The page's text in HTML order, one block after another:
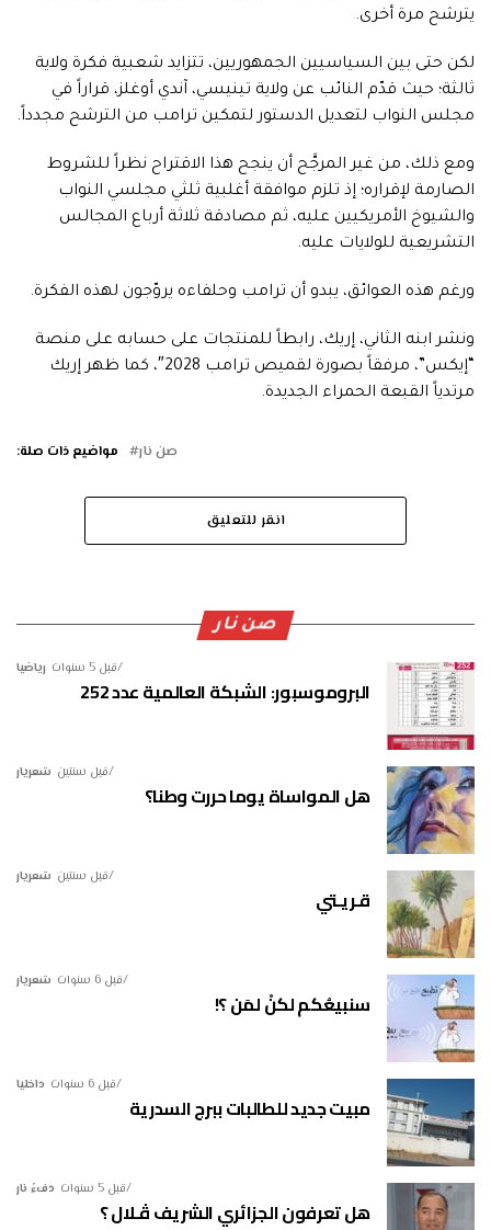
يترشح مرة أخرى.
لكن حتى بين السياسيين الجمهوريين، تتزايد شعبية فكرة ولاية
ثالثة؛ حيث قدّم النائب عن ولاية تينيسي، آندي أوغلز، قراراً في
مجلس النواب لتعديل الدستور لتمكين ترامب من الترشح مجدداً.
ومع ذلك، من غير المرجَّح أن ينجح هذا الاقتراح نظراً للشروط
الصارمة لإقراره؛ إذ تلزم موافقة أغلبية ثلثي مجلسي النواب
والشيوخ الأمريكيين عليه، ثم مصادقة ثلاثة أرباع المجالس
التشريعية للولايات عليه.
ورغم هذه العوائق، يبدو أن ترامب وحلفاءه يروّجون لهذه الفكرة.
ونشر ابنه الثاني، إريك، رابطاً للمنتجات على حسابه على منصة
“إيكس”، مرفقاً بصورة لقميص ترامب 2028″، كما ظهر إريك
مرتدياً القبعة الحمراء الجديدة.
مواضيع ذات صلة: صن نار
انقر للتعليق
صن نار
رياضيا قبل 5 سنوات
البروموسبور: الشبكة العالمية عدد 252
شعريار قبل سنتين
هل المواساة يوما حررت وطنا؟
شعريار قبل سنتين
قـريـتي
شعريار قبل 6 سنوات
سنبيعُكم لكنْ لمَن ؟!
داخليا قبل 6 سنوات
مبيت جديد للطالبات ببرج السدرية
دفءُ نار قبل 5 سنوات
هل تعرفون الجزائري الشريف ڤـلال ؟